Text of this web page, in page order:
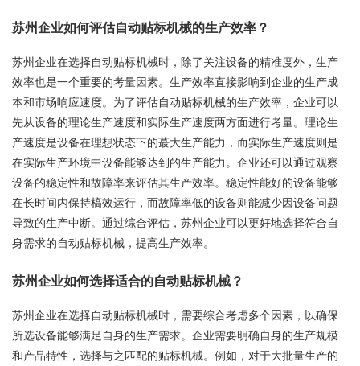
苏州企业如何评估自动贴标机械的生产效率？
苏州企业在选择自动贴标机械时，除了关注设备的精准度外，生产
效率也是一个重要的考量因素。生产效率直接影响到企业的生产成
本和市场响应速度。为了评估自动贴标机械的生产效率，企业可以
先从设备的理论生产速度和实际生产速度两方面进行考量。理论生
产速度是设备在理想状态下的蕞大生产能力，而实际生产速度则是
在实际生产环境中设备能够达到的生产能力。企业还可以通过观察
设备的稳定性和故障率来评估其生产效率。稳定性能好的设备能够
在长时间内保持槁效运行，而故障率低的设备则能减少因设备问题
导致的生产中断。通过综合评估，苏州企业可以更好地选择符合自
身需求的自动贴标机械，提高生产效率。
苏州企业如何选择适合的自动贴标机械？
苏州企业在选择自动贴标机械时，需要综合考虑多个因素，以确保
所选设备能够满足自身的生产需求。企业需要明确自身的生产规模
和产品特性，选择与之匹配的贴标机械。例如，对于大批量生产的